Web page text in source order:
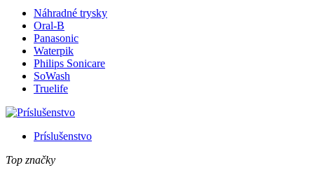
Náhradné trysky
Oral-B
Panasonic
Waterpik
Philips Sonicare
SoWash
Truelife
Príslušenstvo
Top značky